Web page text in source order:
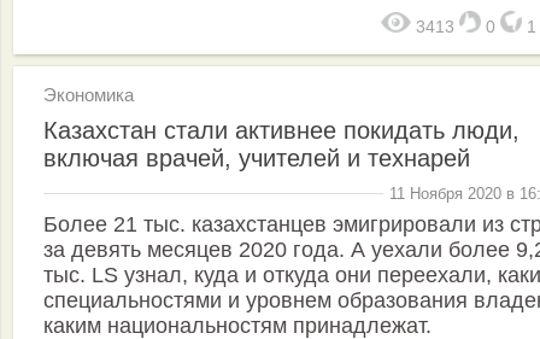
3413 0 1
Экономика
Казахстан стали активнее покидать люди,
включая врачей, учителей и технарей
11 Ноября 2020 в
Более 21 тыс. казахстанцев эмигрировали из
за девять месяцев 2020 года. А уехали более
тыс. LS узнал, куда и откуда они переехали,
специальностями и уровнем образования
каким национальностям принадлежат.